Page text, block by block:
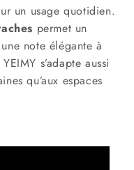
un usage quotidien.
permet un
note élégante à
s’adapte aussi
qu’aux espaces